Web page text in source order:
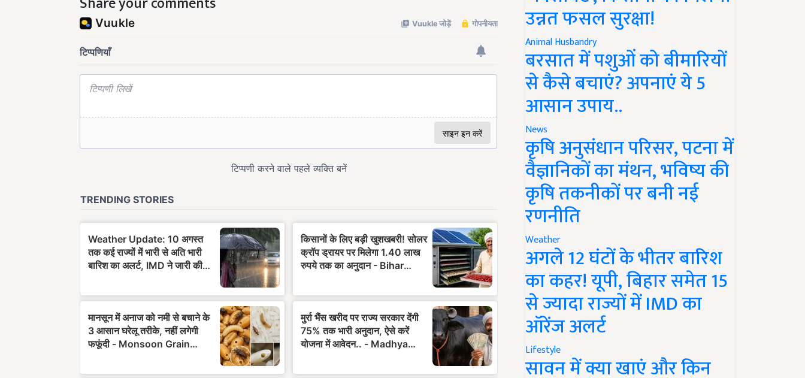
उन्नत फसल सुरक्षा!
Animal Husbandry
बरसात में पशुओं को बीमारियों
से कैसे बचाएं? अपनाएं ये 5
आसान उपाय..
News
कृषि अनुसंधान परिसर, पटना में
वैज्ञानिकों का मंथन, भविष्य की
कृषि तकनीकों पर बनी नई
रणनीति
Weather
अगले 12 घंटों के भीतर बारिश
का कहर! यूपी, बिहार समेत 15
से ज्यादा राज्यों में IMD का
ऑरेंज अलर्ट
Lifestyle
सावन में क्या खाएं और किन